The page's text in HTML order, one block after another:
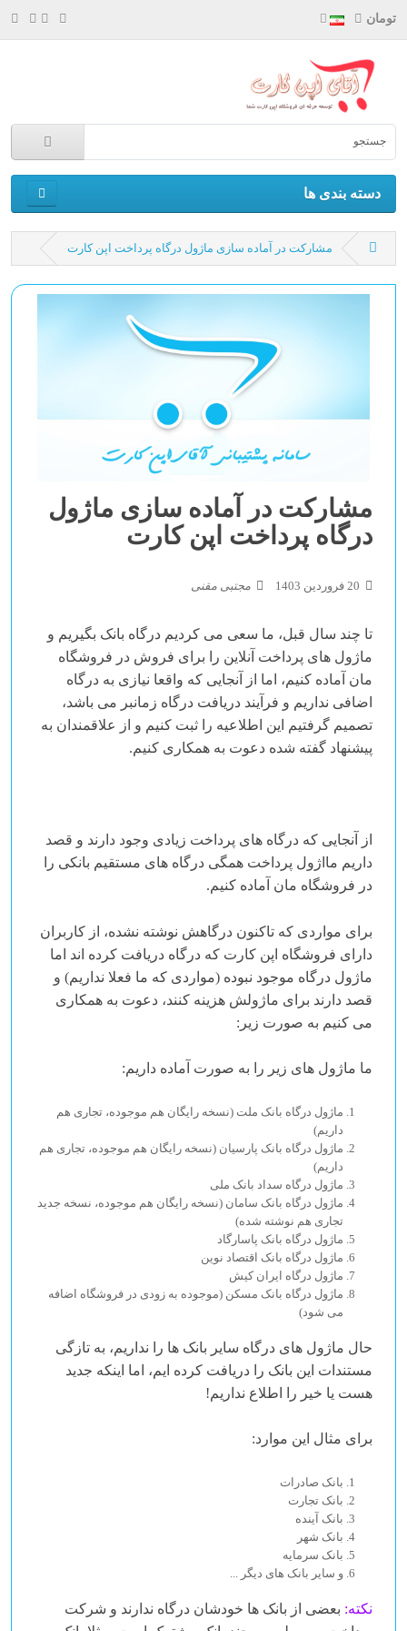
تومان
دسته بندی ها
مشارکت در آماده سازی ماژول درگاه پرداخت اپن کارت
مشارکت در آماده سازی ماژول
درگاه پرداخت اپن کارت
20 فروردین 1403 مجتبی مقنی
تا چند سال قبل، ما سعی می کردیم درگاه بانک بگیریم و
ماژول های پرداخت آنلاین را برای فروش در فروشگاه
مان آماده کنیم، اما از آنجایی که واقعا نیازی به درگاه
اضافی نداریم و فرآیند دریافت درگاه زمانبر می باشد،
تصمیم گرفتیم این اطلاعیه را ثبت کنیم و از علاقمندان به
پیشنهاد گفته شده دعوت به همکاری کنیم.
از آنجایی که درگاه های پرداخت زیادی وجود دارند و قصد
داریم مااژول پرداخت همگی درگاه های مستقیم بانکی را
در فروشگاه مان آماده کنیم.
برای مواردی که تاکنون درگاهش نوشته نشده، از کاربران
دارای فروشگاه اپن کارت که درگاه دریافت کرده اند اما
ماژول درگاه موجود نبوده (مواردی که ما فعلا نداریم) و
قصد دارند برای ماژولش هزینه کنند، دعوت به همکاری
می کنیم به صورت زیر:
ما ماژول های زیر را به صورت آماده داریم:
ماژول درگاه بانک ملت (نسخه رایگان هم موجوده، تجاری هم
داریم)
ماژول درگاه بانک پارسیان (نسخه رایگان هم موجوده، تجاری هم
داریم)
ماژول درگاه سداد بانک ملی
ماژول درگاه بانک سامان (نسخه رایگان هم موجوده، نسخه جدید
تجاری هم نوشته شده)
ماژول درگاه بانک پاسارگاد
ماژول درگاه بانک اقتصاد نوین
ماژول درگاه ایران کیش
ماژول درگاه بانک مسکن (موجوده به زودی در فروشگاه اضافه
می شود)
حال ماژول های درگاه سایر بانک ها را نداریم، به تازگی
مستندات این بانک را دریافت کرده ایم، اما اینکه جدید
هست یا خیر را اطلاع نداریم!
برای مثال این موارد:
بانک صادرات
بانک تجارت
بانک آینده
بانک شهر
بانک سرمایه
و سایر بانک های دیگر ...
نکته: بعضی از بانک ها خودشان درگاه ندارند و شرکت